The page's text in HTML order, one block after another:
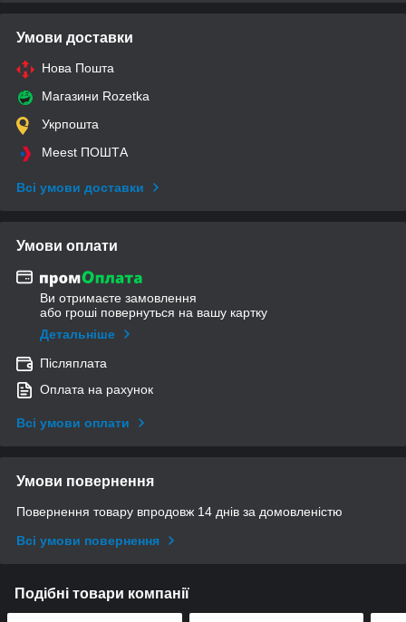
Умови доставки
Нова Пошта
Магазини Rozetka
Укрпошта
Meest ПОШТА
Всі умови доставки
Умови оплати
Ви отримаєте замовлення
або гроші повернуться на вашу картку
Детальніше
Післяплата
Оплата на рахунок
Всі умови оплати
Умови повернення
Повернення товару впродовж 14 днів за домовленістю
Всі умови повернення
Подібні товари компанії